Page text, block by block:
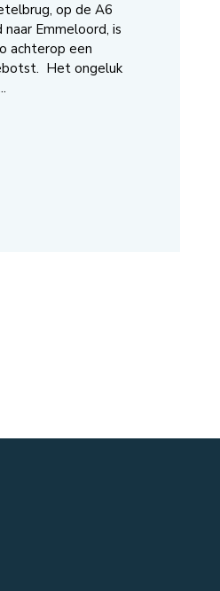
op de A6
Emmeloord, is
achterop een
Het ongeluk